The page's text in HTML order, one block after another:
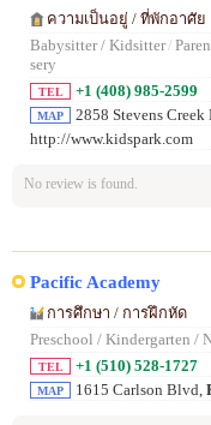
ความเป็นอยู่ / ที่พักอาศัย
Babysitter / Kidsitter/
sery
TEL +1 (408) 985-2599
MAP 2858 Stevens Creek
http://www.kidspark.com
No review is found.
Pacific Academy
การศึกษา / การฝึกหัด
Preschool / Kindergarten /
TEL +1 (510) 528-1727
MAP 1615 Carlson Blvd,